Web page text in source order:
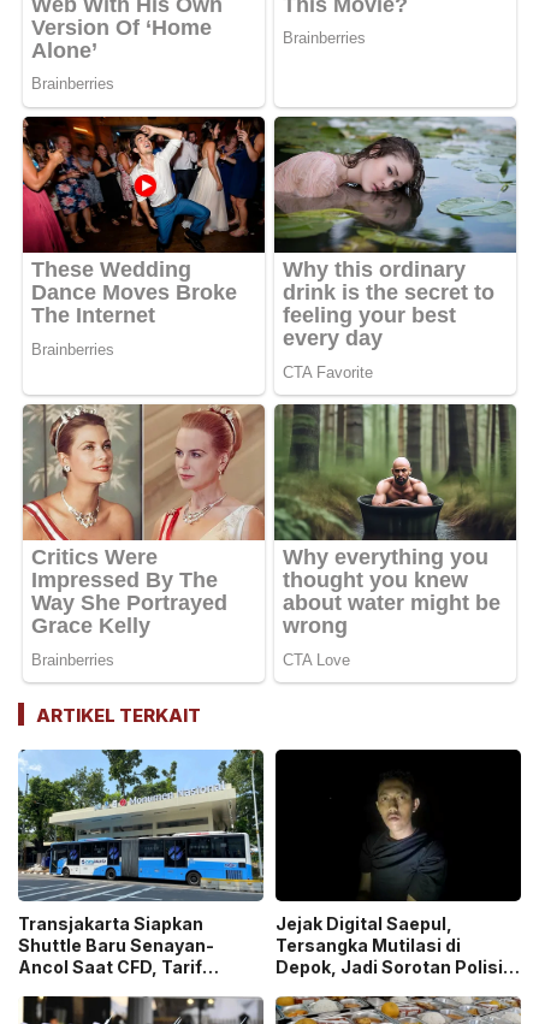
ARTIKEL TERKAIT
Transjakarta Siapkan
Shuttle Baru Senayan-
Ancol Saat CFD, Tarif
Jejak Digital Saepul,
Tersangka Mutilasi di
Depok, Jadi Sorotan Polisi